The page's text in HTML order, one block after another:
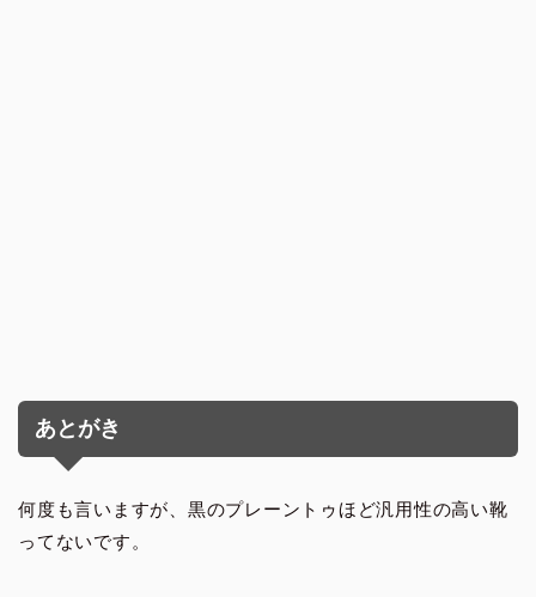
あとがき
何度も言いますが、黒のプレーントゥほど汎用性の高い靴
ってないです。